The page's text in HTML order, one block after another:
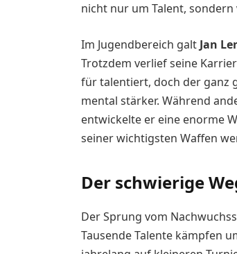
nicht nur um Talent,
Im Jugendbereich galt Jan
Trotzdem verlief seine
für talentiert, doch der ganz
mental stärker. Während
entwickelte er eine enorme
seiner wichtigsten Waffen
Der schwierige
Der Sprung vom
Tausende Talente kämpfen